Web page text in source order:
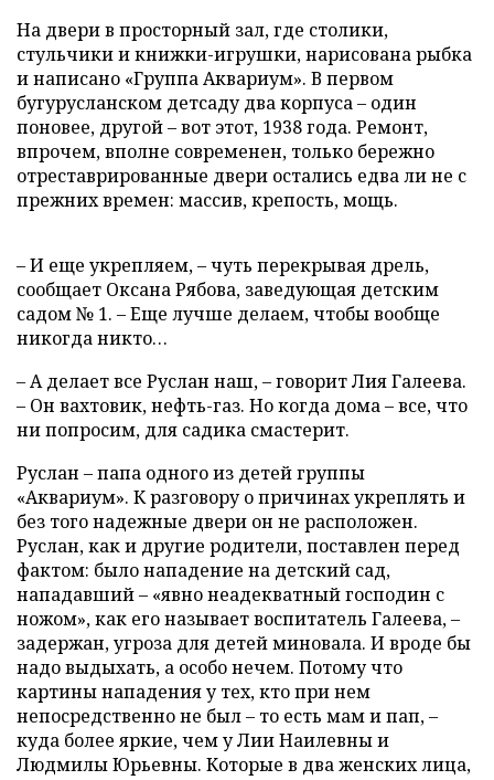
На двери в просторный зал, где столики,
стульчики и книжки-игрушки, нарисована рыбка
и написано «Группа Аквариум». В первом
бугурусланском детсаду два корпуса – один
поновее, другой – вот этот, 1938 года. Ремонт,
впрочем, вполне современен, только бережно
отреставрированные двери остались едва ли не с
прежних времен: массив, крепость, мощь.
– И еще укрепляем, – чуть перекрывая дрель,
сообщает Оксана Рябова, заведующая детским
садом № 1. – Еще лучше делаем, чтобы вообще
никогда никто…
– А делает все Руслан наш, – говорит Лия Галеева.
– Он вахтовик, нефть-газ. Но когда дома – все, что
ни попросим, для садика смастерит.
Руслан – папа одного из детей группы
«Аквариум». К разговору о причинах укреплять и
без того надежные двери он не расположен.
Руслан, как и другие родители, поставлен перед
фактом: было нападение на детский сад,
нападавший – «явно неадекватный господин с
ножом», как его называет воспитатель Галеева, –
задержан, угроза для детей миновала. И вроде бы
надо выдыхать, а особо нечем. Потому что
картины нападения у тех, кто при нем
непосредственно не был – то есть мам и пап, –
куда более яркие, чем у Лии Наилевны и
Людмилы Юрьевны. Которые в два женских лица,